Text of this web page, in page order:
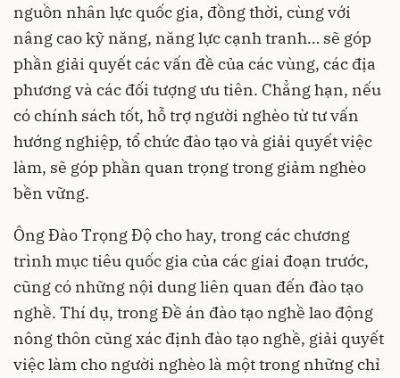
nguồn nhân lực quốc gia, đồng thời, cùng với
nâng cao kỹ năng, năng lực cạnh tranh… sẽ góp
phần giải quyết các vấn đề của các vùng, các địa
phương và các đối tượng ưu tiên. Chẳng hạn, nếu
có chính sách tốt, hỗ trợ người nghèo từ tư vấn
hướng nghiệp, tổ chức đào tạo và giải quyết việc
làm, sẽ góp phần quan trọng trong giảm nghèo
bền vững.
Ông Đào Trọng Độ cho hay, trong các chương
trình mục tiêu quốc gia của các giai đoạn trước,
cũng có những nội dung liên quan đến đào tạo
nghề. Thí dụ, trong Đề án đào tạo nghề lao động
nông thôn cũng xác định đào tạo nghề, giải quyết
việc làm cho người nghèo là một trong những chỉ